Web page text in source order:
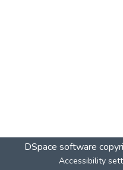
DSpace software
Accessibility